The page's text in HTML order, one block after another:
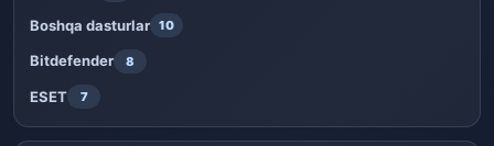
Boshqa dasturlar 10
Bitdefender 8
ESET 7